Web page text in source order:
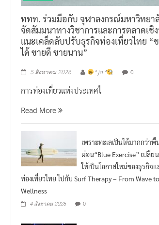
ททท. ร่วมมือกับ จุฬาลงกรณ์มหาวิทยา
จัดสัมมนาทางวิชาการและการตลาดเชิ
แนะเคล็ดลับปรับธุรกิจท่องเที่ยวไทย “
ได้ ขายดี ขายนาน”
5 สิงหาคม 2026 ^ jo ^ 0
การท่องเที่ยวแห่งประเทศไ
Read More
เพราะทะเลเป็นได้มากกว่า
ผ่อน“Blue Exercise” เปลี่ย
ให้เป็นโอกาสใหม่ของธุรกิจแ
ท่องเที่ยวไทย ไปกับ Surf Therapy – From Wave to
Wellness
4 สิงหาคม 2026 0